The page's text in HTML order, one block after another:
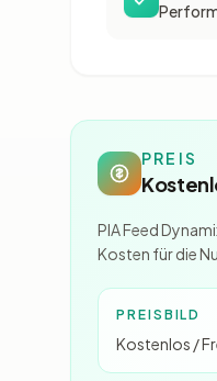
PREIS
PIA Feed
Kosten für die
PREISBILD
Kostenlos /